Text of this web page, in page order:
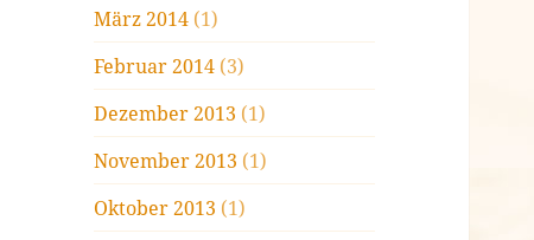
März 2014 (1)
Februar 2014 (3)
Dezember 2013 (1)
November 2013 (1)
Oktober 2013 (1)